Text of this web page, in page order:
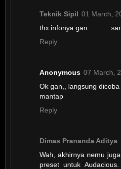
Teknik Sipil 01 March,
thx infonya
Reply
Anonymous 07 March,
Ok gan,, langsung dicoba
mantap
Reply
Dimas Prananda Aditya
Wah, akhirnya nemu
preset untuk